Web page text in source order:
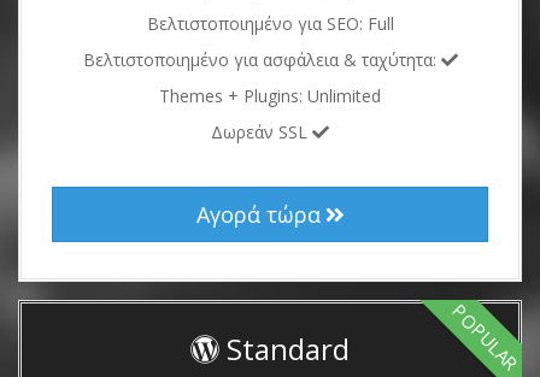
Βελτιστοποιημένο για SEO: Full
Βελτιστοποιημένο για ασφάλεια & ταχύτητα:
Themes + Plugins: Unlimited
Δωρεάν SSL
Αγορά τώρα
Standard POPULAR